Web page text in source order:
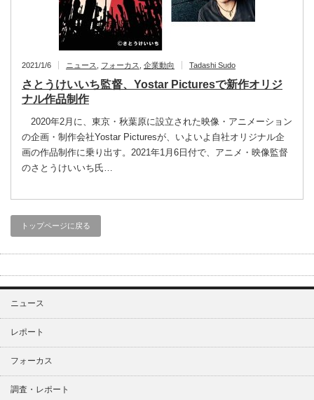
2021/1/6 ニュース フォーカス 企業動向 Tadashi Sudo
さとうけいいち監督、Yostar Picturesで新作オリジ
ナル作品制作
2020年2月に、東京・秋葉原に設立された映像・アニメーション
の企画・制作会社Yostar Picturesが、いよいよ自社オリジナル企
画の作品制作に乗り出す。2021年1月6日付で、アニメ・映像監督
のさとうけいいち氏…
トップページに戻る
ニュース
レポート
フォーカス
調査・レポート